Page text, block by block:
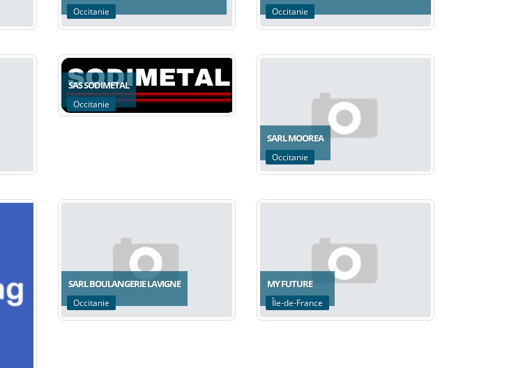
Occitanie Occitanie
SAS SODIMETAL
Occitanie
SARL MOOREA
Occitanie
SARL BOULANGERIE LAVIGNE
Occitanie
MY FUTURE
Île-de-France